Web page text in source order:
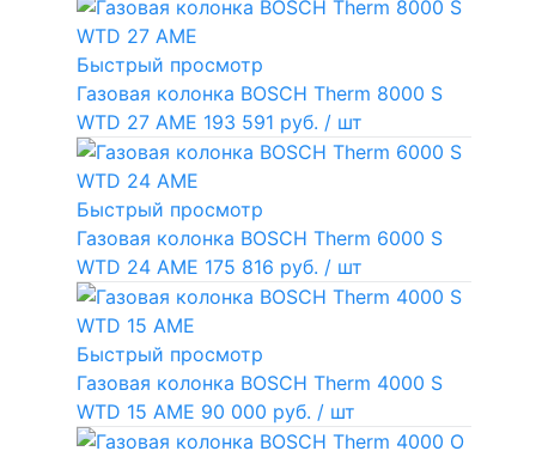
Быстрый просмотр
Газовая колонка BOSCH Therm 8000 S
WTD 27 AME 193 591 руб. / шт
Быстрый просмотр
Газовая колонка BOSCH Therm 6000 S
WTD 24 AME 175 816 руб. / шт
Быстрый просмотр
Газовая колонка BOSCH Therm 4000 S
WTD 15 AME 90 000 руб. / шт